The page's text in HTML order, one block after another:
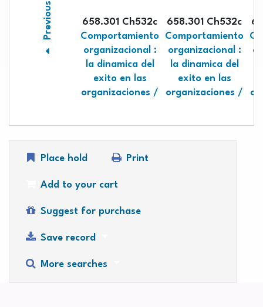
Previous
658.301 Ch532c
Comportamiento
organizacional :
la dinamica del
exito en las
organizaciones /
658.301 Ch532c
Comportamiento
organizacional :
la dinamica del
exito en las
organizaciones /
Place hold Print
Add to your cart
Suggest for purchase
Save record
More searches